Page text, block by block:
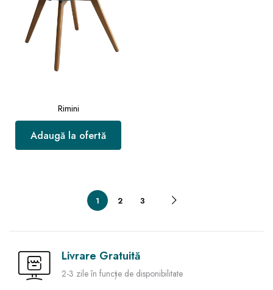
Rimini
Adaugă la ofertă
1 2 3
Livrare Gratuită
2-3 zile în funcție de disponibilitate